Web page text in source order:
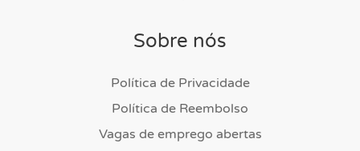
Sobre nós
Política de Privacidade
Política de Reembolso
Vagas de emprego abertas